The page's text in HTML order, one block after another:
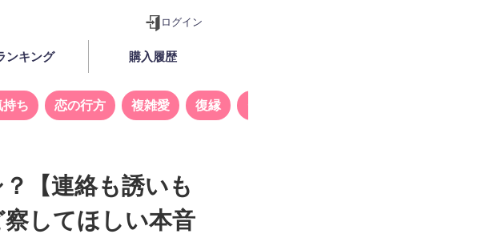
ログイン
ンキング 購入履歴
持ち 恋の行方 複雑愛 復縁
【連絡も誘いも
してほしい本音